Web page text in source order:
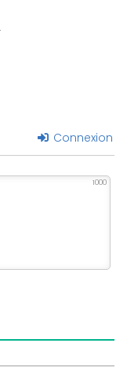
Connexion
1000